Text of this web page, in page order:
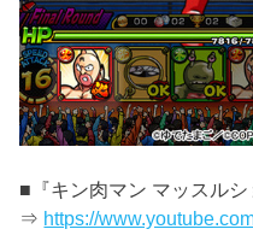
■『キン肉マン マッスル
⇒ https://